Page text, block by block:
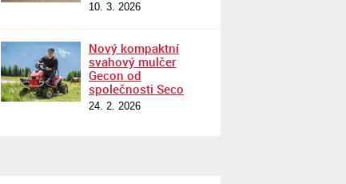
10. 3. 2026
Nový kompaktní
svahový mulčer
Gecon od
společnosti Seco
24. 2. 2026